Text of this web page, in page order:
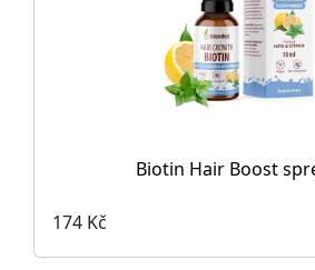
Biotin Hair Boost
174 Kč